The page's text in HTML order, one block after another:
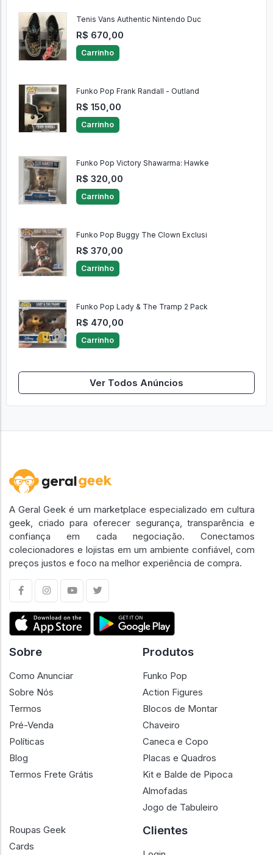
Tenis Vans Authentic Nintendo Duc
R$ 670,00
Carrinho
Funko Pop Frank Randall - Outland
R$ 150,00
Carrinho
Funko Pop Victory Shawarma: Hawke
R$ 320,00
Carrinho
Funko Pop Buggy The Clown Exclusi
R$ 370,00
Carrinho
Funko Pop Lady & The Tramp 2 Pack
R$ 470,00
Carrinho
Ver Todos Anúncios
A Geral Geek é um marketplace especializado em cultura
geek, criado para oferecer segurança, transparência e
confiança em cada negociação. Conectamos
colecionadores e lojistas em um ambiente confiável, com
preços justos e foco na melhor experiência de compra.
Sobre
Como Anunciar
Sobre Nós
Termos
Pré-Venda
Políticas
Blog
Termos Frete Grátis
Produtos
Funko Pop
Action Figures
Blocos de Montar
Chaveiro
Caneca e Copo
Placas e Quadros
Kit e Balde de Pipoca
Almofadas
Jogo de Tabuleiro
Roupas Geek
Cards
Clientes